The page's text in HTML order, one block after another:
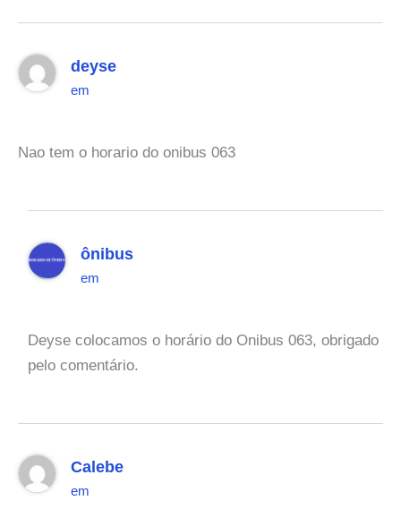
deyse
em
Nao tem o horario do onibus 063
ônibus
em
Deyse colocamos o horário do Onibus 063, obrigado
pelo comentário.
Calebe
em